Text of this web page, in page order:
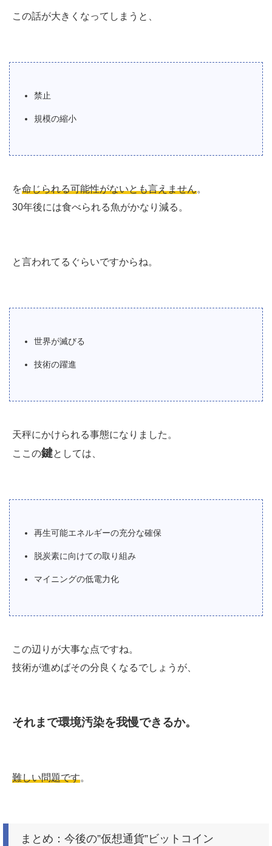
この話が大きくなってしまうと、
禁止
規模の縮小
を命じられる可能性がないとも言えません。
30年後には食べられる魚がかなり減る。
と言われてるぐらいですからね。
世界が滅びる
技術の躍進
天秤にかけられる事態になりました。
ここの鍵としては、
再生可能エネルギーの充分な確保
脱炭素に向けての取り組み
マイニングの低電力化
この辺りが大事な点ですね。
技術が進めばその分良くなるでしょうが、
それまで環境汚染を我慢できるか。
難しい問題です。
まとめ：今後の”仮想通貨”ビットコイン